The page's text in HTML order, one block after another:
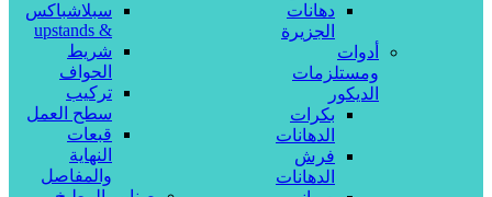
دهانات
الجزيرة
أدوات
ومستلزمات
الديكور
بكرات
الدهانات
فرش
الدهانات
سبلاشباكس
& upstands
شريط
الحواف
تركيب
سطح العمل
قبعات
النهاية
والمفاصل